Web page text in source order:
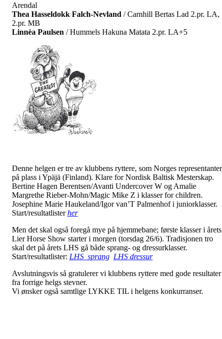
Arendal
Thea Hasseldokk Falch-Nevland / Carnhill Bertas Lad 2.pr. LA,
2.pr. MB
Linnèa Paulsen / Hummels Hakuna Matata 2.pr. LA+5
Denne helgen er tre av klubbens ryttere, som Norges
på plass i Ypäjä (Finland). Klare for Nordisk Baltisk Mesterskap.
Bertine Hagen Berentsen/Avanti Undercover W og Amalie
Margrethe Rieber-Mohn/Magic Mike Z i klasser for children.
Josephine Marie Haukeland/Igor van’T Palmenhof i juniorklasser.
Start/resultatlisterher
Men det skal også foregå mye på hjemmebane; første klasser i årets
Lier Horse Show starter i morgen (torsdag 26/6). Tradisjonen tro
skal det på årets LHS gå både sprang- og dressurklasser.
Start/resultatlister: LHS sprang LHS dressur
Avslutningsvis så gratulerer vi klubbens ryttere med gode resultater
fra forrige helgs stevner.
Vi ønsker også samtlige LYKKE TIL i helgens konkurranser.